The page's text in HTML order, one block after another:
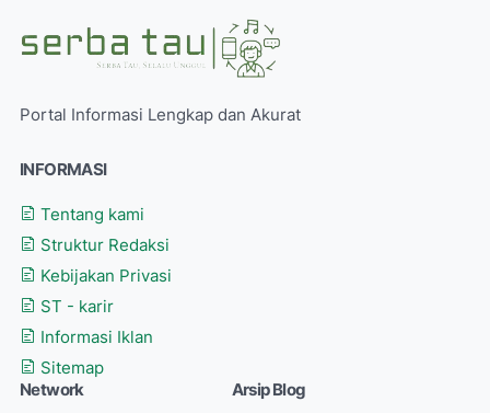
Portal Informasi Lengkap dan Akurat
INFORMASI
Tentang kami
Struktur Redaksi
Kebijakan Privasi
ST - karir
Informasi Iklan
Sitemap
Network
Arsip Blog